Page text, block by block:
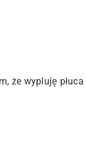
że wypluję płuca